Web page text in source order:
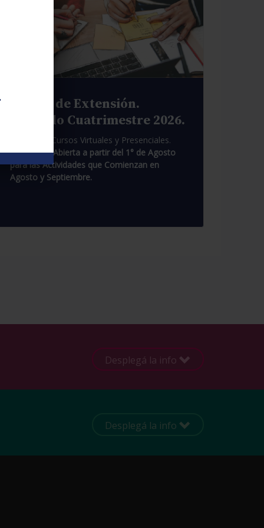
Cursos de Extensión.
Segundo Cuatrimestre 2026.
Pasantías. Cursos Virtuales y Presenciales.
Inscripción Abierta a partir del 1° de Agosto
para las Actividades que Comienzan en
Agosto y Septiembre.
Desplegá la info
Desplegá la info